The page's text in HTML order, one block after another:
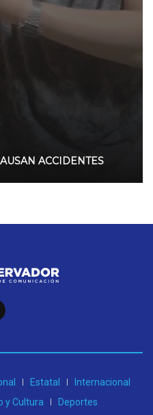
ACCIDENTES
Estatal
Internacional
y Cultura Deportes